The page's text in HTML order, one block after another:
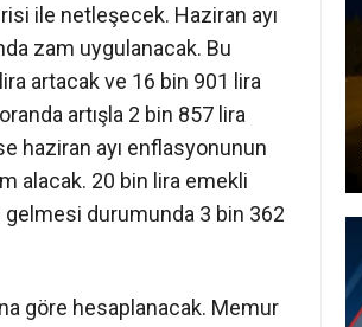
ile netleşecek. Haziran ayı
zam uygulanacak. Bu
artacak ve 16 bin 901 lira
artışla 2 bin 857 lira
haziran ayı enflasyonunun
alacak. 20 bin lira emekli
gelmesi durumunda 3 bin 362
göre hesaplanacak. Memur